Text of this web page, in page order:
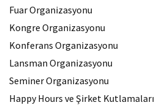
Fuar Organizasyonu
Kongre Organizasyonu
Konferans Organizasyonu
Lansman Organizasyonu
Seminer Organizasyonu
Happy Hours ve Şirket Kutlamaları